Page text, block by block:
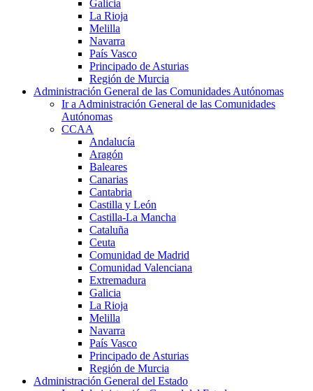
Galicia
La Rioja
Melilla
Navarra
País Vasco
Principado de Asturias
Región de Murcia
Administración General de las Comunidades Autónomas
Ir a Administración General de las Comunidades
Autónomas
CCAA
Andalucía
Aragón
Baleares
Canarias
Cantabria
Castilla y León
Castilla-La Mancha
Cataluña
Ceuta
Comunidad de Madrid
Comunidad Valenciana
Extremadura
Galicia
La Rioja
Melilla
Navarra
País Vasco
Principado de Asturias
Región de Murcia
Administración General del Estado